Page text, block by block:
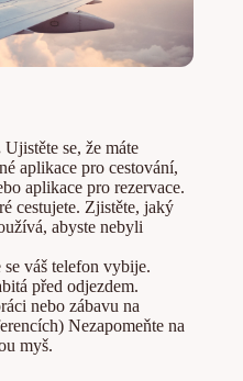
Ujistěte se, že máte
aplikace pro cestování,
aplikace pro rezervace.
cestujete. Zjistěte, jaký
abyste nebyli
se váš telefon vybije.
před odjezdem.
nebo zábavu na
Nezapomeňte na
myš.